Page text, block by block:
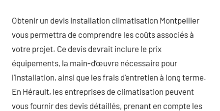
Obtenir un devis installation climatisation Montpellier
vous permettra de comprendre les coûts associés à
votre projet. Ce devis devrait inclure le prix
équipements, la main-d’œuvre nécessaire pour
l’installation, ainsi que les frais d’entretien à long terme.
En Hérault, les entreprises de climatisation peuvent
vous fournir des devis détaillés, prenant en compte les